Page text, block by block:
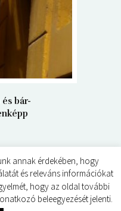
bár-
2024
annak érdekében, hogy
és releváns információkat
hogy az oldal további
beleegyezését jelenti.